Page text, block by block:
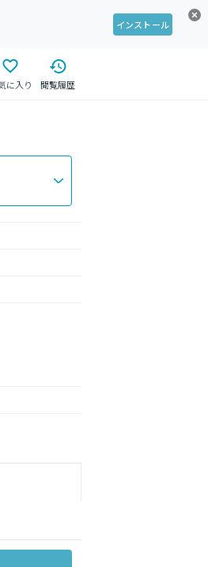
インストール
に入り 閲覧履歴